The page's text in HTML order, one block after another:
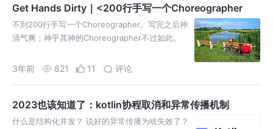
Get Hands Dirty｜<200行手写一个Choreographer
不到200行手写一个Choreographer。写完之后神
清气爽；神乎其神的Choreographer不过如此。
3年前 821 11 评论
2023也该知道了：kotlin协程取消和异常传播机制
什么是结构化并发？ 说好的异常传播为啥失效了？